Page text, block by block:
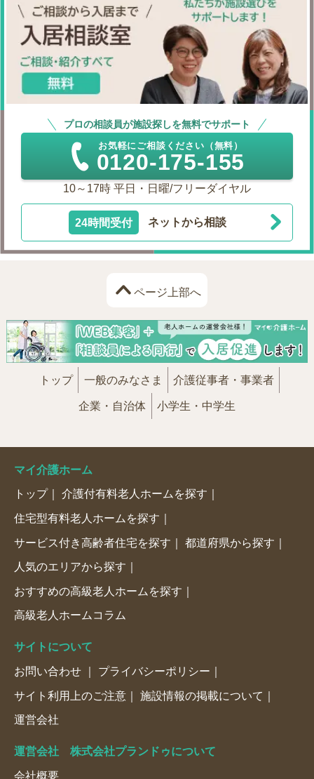
プロの相談員が施設探しを無料でサポート
お気軽にご相談ください（無料）
0120-175-155
10～17時 平日・日曜/フリーダイヤル
24時間受付 ネットから相談
ページ上部へ
トップ 一般のみなさま 介護従事者・事業者
企業・自治体 小学生・中学生
マイ介護ホーム
トップ 介護付有料老人ホームを探す
住宅型有料老人ホームを探す
サービス付き高齢者住宅を探す 都道府県から探す
人気のエリアから探す
おすすめの高級老人ホームを探す
高級老人ホームコラム
サイトについて
お問い合わせ プライバシーポリシー
サイト利用上のご注意 施設情報の掲載について
運営会社
運営会社 株式会社プランドゥについて
会社概要